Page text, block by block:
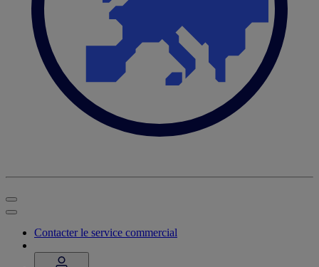
Contacter le service commercial